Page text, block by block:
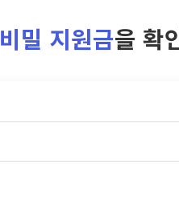
비밀 지원금을 확